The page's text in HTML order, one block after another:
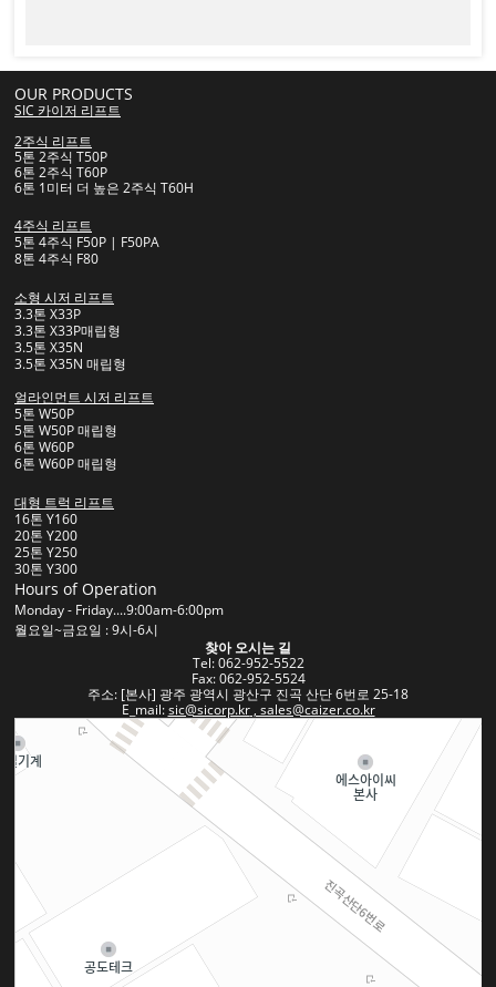
OUR PRODUCTS
SIC 카이저 리프트
2주식 리프트
5톤 2주식 T50P
6톤 2주식 T60P
6톤 1미터 더 높은 2주식 T60H
4주식 리프트
5톤 4주식 F50P | F50PA
​8톤 4주식 F80
소형 시저 리프트
3.3톤 X33P
3.3톤 X33P매립형
3.5톤 X35N
3.5톤 X35N 매립형
얼라인먼트 시저 리프트
5톤 W50P
5톤 W50P 매립형
6톤 W60P
6톤 W60P 매립형
대형 트럭 리프트
16톤 Y160
20톤 Y200
25톤 Y250
30톤 Y300
Hours of Operation
Monday - Friday....9:00am-6:00pm
월요일~금요일 : 9시-6시
찾아 오시는 길
Tel: 062-952-5522
Fax: 062-952-5524
주소: [본사] 광주 광역시 광산구 진곡 산단 6번로 25-18
E_mail:sic@sicorp.kr, sales@caizer.co.kr